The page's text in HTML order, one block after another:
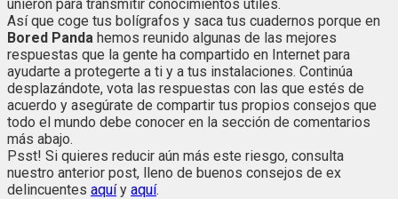
unieron para transmitir conocimientos útiles.
Así que coge tus bolígrafos y saca tus cuadernos porque en
Bored Panda hemos reunido algunas de las mejores
respuestas que la gente ha compartido en Internet para
ayudarte a protegerte a ti y a tus instalaciones. Continúa
desplazándote, vota las respuestas con las que estés de
acuerdo y asegúrate de compartir tus propios consejos que
todo el mundo debe conocer en la sección de comentarios
más abajo.
Psst! Si quieres reducir aún más este riesgo, consulta
nuestro anterior post, lleno de buenos consejos de ex
delincuentes aquíy aquí.